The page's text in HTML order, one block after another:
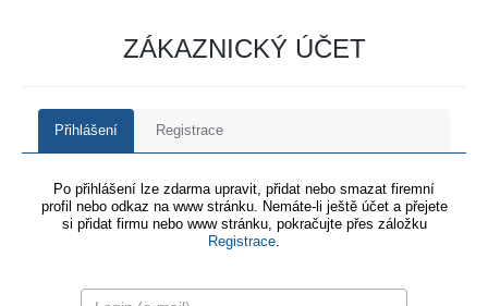
ZÁKAZNICKÝ ÚČET
Přihlášení Registrace
Po přihlášení lze zdarma upravit, přidat nebo smazat firemní
profil nebo odkaz na www stránku. Nemáte-li ještě účet a přejete
si přidat firmu nebo www stránku, pokračujte přes záložku
Registrace.